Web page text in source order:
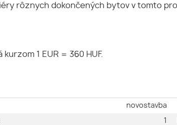
rôznych dokončených bytov v tomto
1 EUR = 360 HUF.
novostavba
1